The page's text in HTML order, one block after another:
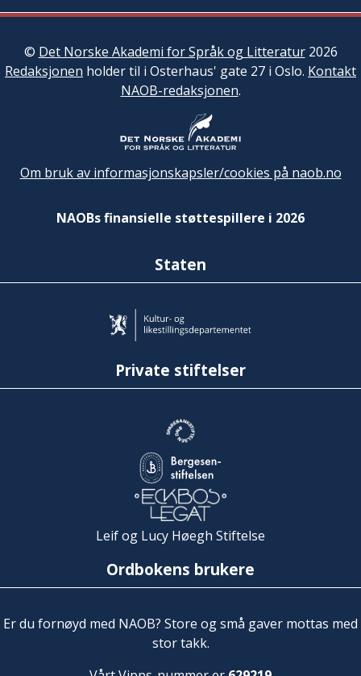
© Det Norske Akademi for Språk og Litteratur2026
Redaksjonen holder til i Osterhaus' gate 27 i Oslo. Kontakt
NAOB-redaksjonen.
Om bruk av informasjonskapsler/cookies på naob.no
NAOBs finansielle støttespillere i 2026
Staten
Private stiftelser
Leif og Lucy Høegh Stiftelse
Ordbokens brukere
Er du fornøyd med NAOB? Store og små gaver mottas med
stor takk.